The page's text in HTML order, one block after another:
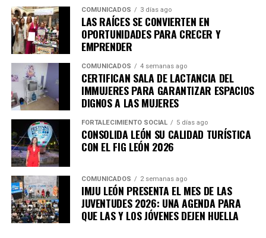
COMUNICADOS 3 días ago
LAS RAÍCES SE CONVIERTEN EN
OPORTUNIDADES PARA CRECER Y
EMPRENDER
COMUNICADOS 4 semanas ago
CERTIFICAN SALA DE LACTANCIA DEL
IMMUJERES PARA GARANTIZAR ESPACIOS
DIGNOS A LAS MUJERES
FORTALECIMIENTO SOCIAL 5 días ago
CONSOLIDA LEÓN SU CALIDAD TURÍSTICA
CON EL FIG LEÓN 2026
COMUNICADOS 2 semanas ago
IMJU LEÓN PRESENTA EL MES DE LAS
JUVENTUDES 2026: UNA AGENDA PARA
QUE LAS Y LOS JÓVENES DEJEN HUELLA